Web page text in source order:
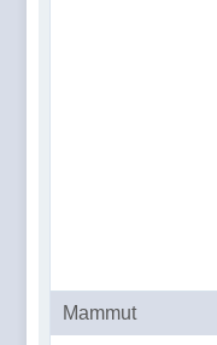
Mammut